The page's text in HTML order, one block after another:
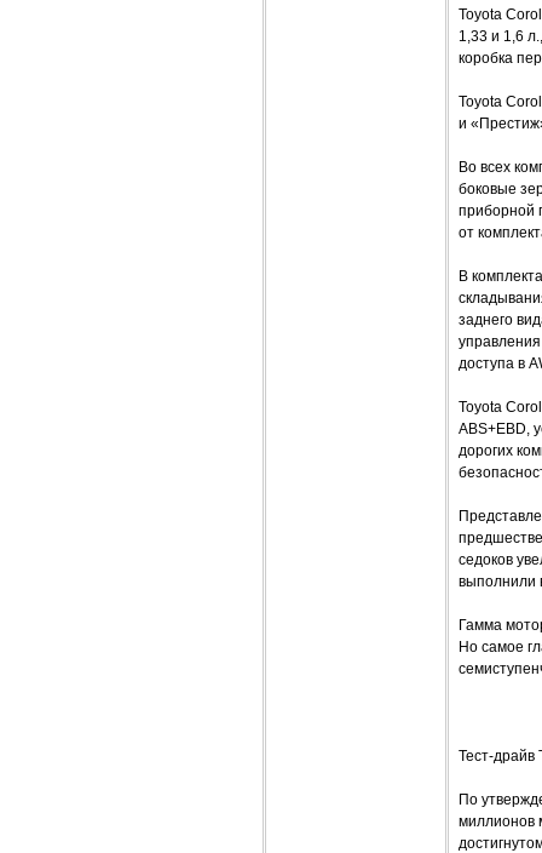
Toyota
1,33 и 1,6
коробка
Toyota
и
Во всех
боковые
приборной
от
В
заднего
управления
доступа в
Toyota
ABS+EBD,
дорогих
седоков
выполнили
Гамма
Но самое
Тест-драйв
По
миллионов